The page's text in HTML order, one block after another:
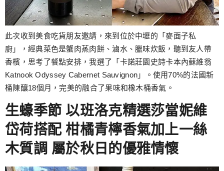
此次收到美食吃貨朋友邀請，來到位於中壢的「麥面子私
廚」，經典菜色是蟹肉蒸肉餅、滷水、臘味炊飯，聽到友人帶
香檳，思考了餐點安排，我選了「卡諾莊園史詩卡本內蘇維翁
Katnook Odyssey Cabernet Sauvignon」。使用70%的法國新
桶陳釀18個月，完美的融合了果味和橡木桶香氣。
生蠔季節 以班洛克精選莎當妮維
岱荷搭配 柑橘青檸香氣加上一絲
木質調 屬於秋日的優雅情懷